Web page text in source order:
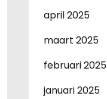
april 2025
maart 2025
februari 2025
januari 2025